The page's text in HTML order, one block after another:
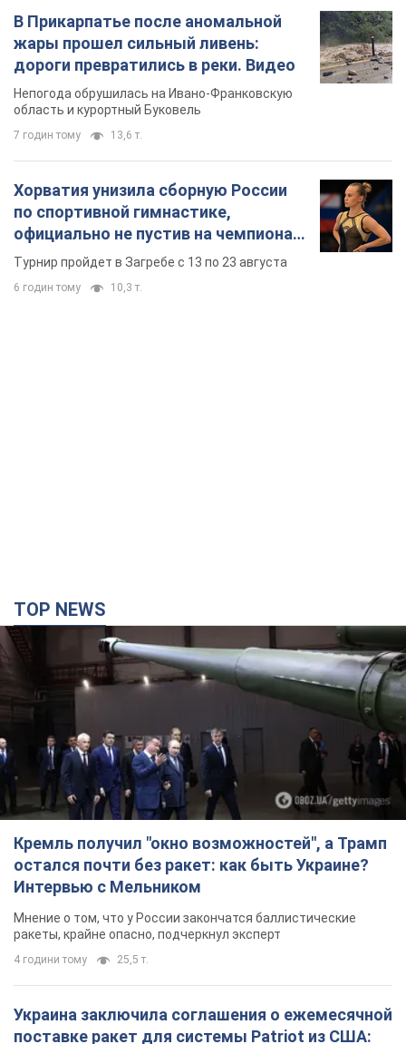
В Прикарпатье после аномальной
жары прошел сильный ливень:
дороги превратились в реки. Видео
Непогода обрушилась на Ивано-Франковскую
область и курортный Буковель
7 годин тому 13,6 т.
Хорватия унизила сборную России
по спортивной гимнастике,
официально не пустив на чемпионат
Европы основных спортсменов
Турнир пройдет в Загребе с 13 по 23 августа
6 годин тому 10,3 т.
TOP NEWS
Кремль получил "окно возможностей", а Трамп
остался почти без ракет: как быть Украине?
Интервью с Мельником
Мнение о том, что у России закончатся баллистические
ракеты, крайне опасно, подчеркнул эксперт
4 години тому 25,5 т.
Украина заключила соглашения о ежемесячной
поставке ракет для системы Patriot из США: